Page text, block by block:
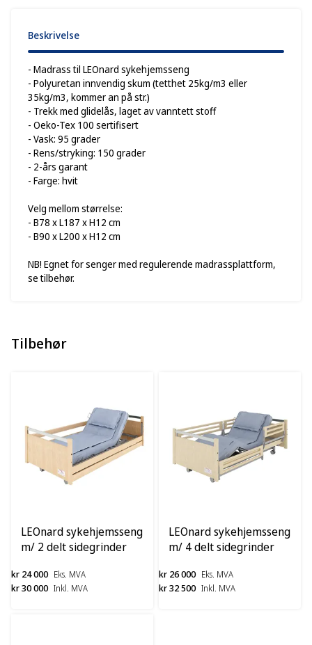
Beskrivelse
- Madrass til LEOnard sykehjemsseng
- Polyuretan innvendig skum (tetthet 25kg/m3 eller
35kg/m3, kommer an på str.)
- Trekk med glidelås, laget av vanntett stoff
- Oeko-Tex 100 sertifisert
- Vask: 95 grader
- Rens/stryking: 150 grader
- 2-års garant
- Farge: hvit
Velg mellom størrelse:
- B78 x L187 x H12 cm
- B90 x L200 x H12 cm
NB! Egnet for senger med regulerende madrassplattform,
se tilbehør.
Tilbehør
LEOnard sykehjemsseng
m/ 2 delt sidegrinder
kr 24 000 Eks. MVA
kr 30 000 Inkl. MVA
LEOnard sykehjemsseng
m/ 4 delt sidegrinder
kr 26 000 Eks. MVA
kr 32 500 Inkl. MVA